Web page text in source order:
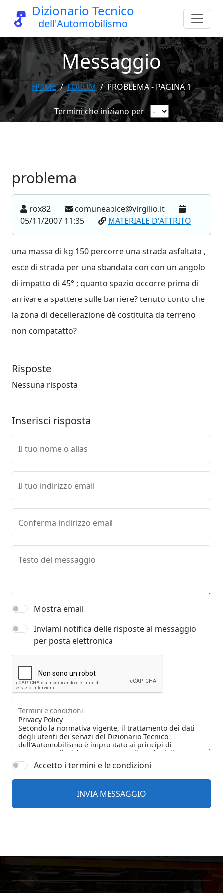
Dizionario Tecnico
dell'Automobilismo
Messaggio
HOME FORUM PROBLEMA - PAGINA 1
Termini che iniziano per
problema
rox82
comuneapice@virgilio.it
05/11/2007 11:35
MATERIALE D'ATTRITO
una massa di kg 150 percorre una strada asfaltata ,
esce di strada per una sbandata con con un angolo
di impatto di 45° ; quanto spazio occorre prima di
arrivare a spattere sulle barriere? tenuto conto che
la zona di decellerazione dè costituita da terreno
non compatatto?
Risposte
Nessuna risposta
Inserisci risposta
Il tuo nome o alias
Il tuo indirizzo email
Conferma indirizzo email
Testo del messaggio
Mostra email
Inviami notifica delle risposte al messaggio
per posta elettronica
Termini e condizioni
Accetto i termini e le condizioni